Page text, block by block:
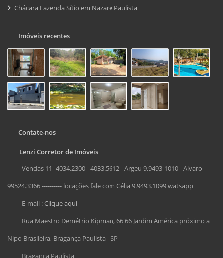
Chácara Fazenda Sítio em Nazare Paulista
Imóveis recentes
Contate-nos
Lenzi Corretor de Imóveis
Vendas 11- 4034.2300 - 4033.5612 - Argeu 9.9493-1010 - Alvaro
99524.3366 ---------- locações fale com Célia 9.9493.1099 watsapp
E-mail :Clique aqui
Rua Maestro Demétrio Kipman, 66 66 Jardim América próximo a
Nipo Brasileira, Bragança Paulista - SP
Bragança Paulista